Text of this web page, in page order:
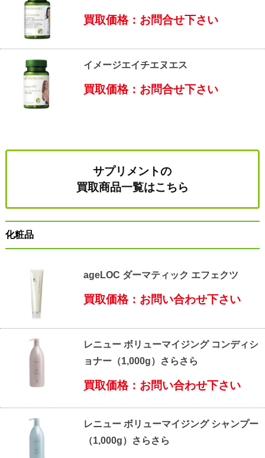
買取価格：お問合せ下さい
イメージエイチエヌエス
買取価格：お問合せ下さい
サプリメントの
買取商品一覧はこちら
化粧品
ageLOC ダーマティック エフェクツ
買取価格：お問い合わせ下さい
レニュー ボリューマイジング コンディシ
ョナー（1,000g）さらさら
買取価格：お問い合わせ下さい
レニュー ボリューマイジング シャンプー
（1,000g）さらさら